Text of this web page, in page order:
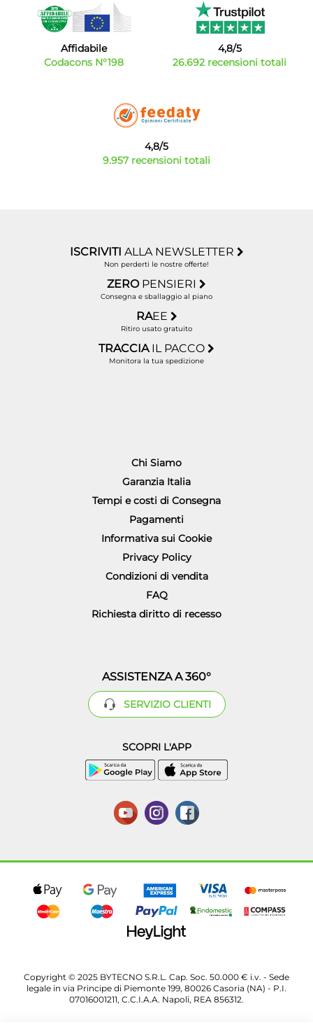
Affidabile
Codacons N°198
4,8/5
26.692 recensioni totali
4,8/5
9.957 recensioni totali
ISCRIVITI ALLA NEWSLETTER
Non perderti le nostre offerte!
ZERO PENSIERI
Consegna e sballaggio al piano
RAEE
Ritiro usato gratuito
TRACCIA IL PACCO
Monitora la tua spedizione
Chi Siamo
Garanzia Italia
Tempi e costi di Consegna
Pagamenti
Informativa sui Cookie
Privacy Policy
Condizioni di vendita
FAQ
Richiesta diritto di recesso
ASSISTENZA A 360°
SERVIZIO CLIENTI
SCOPRI L'APP
Copyright © 2025 BYTECNO S.R.L. Cap. Soc. 50.000 € i.v. - Sede
legale in via Principe di Piemonte 199, 80026 Casoria (NA) - P.I.
07016001211, C.C.I.A.A. Napoli, REA 856312.